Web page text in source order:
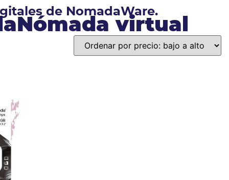
de NomadaWare.
virtual